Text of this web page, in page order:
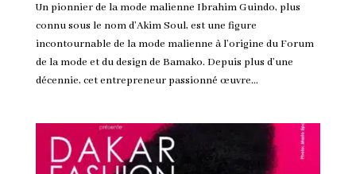
Un pionnier de la mode malienne Ibrahim Guindo, plus
connu sous le nom d’Akim Soul, est une figure
incontournable de la mode malienne à l’origine du Forum
de la mode et du design de Bamako. Depuis plus d’une
décennie, cet entrepreneur passionné œuvre...